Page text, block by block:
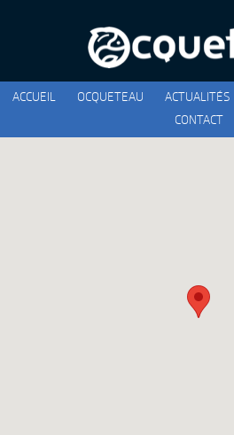
ACCUEIL OCQUETEAU ACTUALITÉS
CONTACT